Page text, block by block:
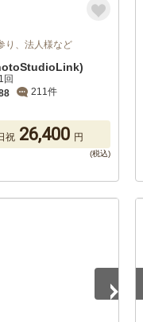
り、法人様など
回
211件
祝 26,400 円